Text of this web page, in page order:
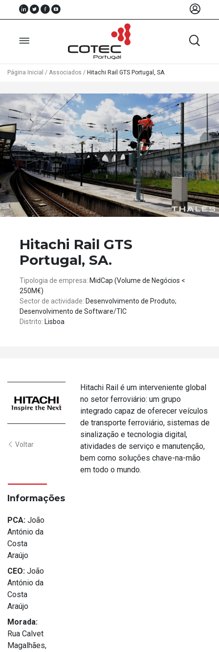
Sobre
Nós
Associados
Recursos
Notícias
Eventos
Projectos
Página Inicial / Associados / Hitachi Rail GTS Portugal, SA.
Hitachi Rail GTS
Portugal, SA.
Tipologia de empresa: MidCap (Volume de Negócios <
250M€)
Sector de actividade: Desenvolvimento de Produto;
Desenvolvimento de Software/TIC
Distrito: Lisboa
Voltar
Hitachi Rail é um interveniente global
no setor ferroviário: um grupo
integrado capaz de oferecer veículos
de transporte ferroviário, sistemas de
sinalização e tecnologia digital,
atividades de serviço e manutenção,
bem como soluções chave-na-mão
em todo o mundo.
Informações
PCA: João
António da
Costa
Araújo
CEO: João
António da
Costa
Araújo
Morada:
Rua Calvet
Magalhães,